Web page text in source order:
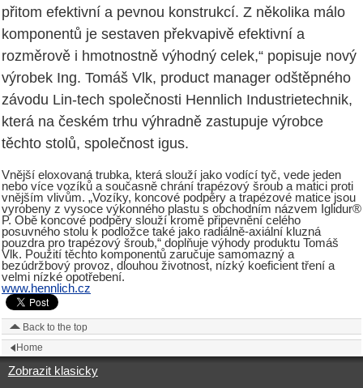
přitom efektivní a pevnou konstrukcí. Z několika málo
komponentů je sestaven překvapivě efektivní a
rozměrově i hmotnostně výhodný celek,“ popisuje nový
výrobek Ing. Tomáš Vlk, product manager odštěpného
závodu Lin-tech společnosti Hennlich Industrietechnik,
která na českém trhu výhradně zastupuje výrobce
těchto stolů, společnost igus.
Vnější eloxovaná trubka, která slouží jako vodící tyč, vede jeden
nebo více vozíků a současně chrání trapézový šroub a matici proti
vnějším vlivům. „Vozíky, koncové podpěry a trapézové matice jsou
vyrobeny z vysoce výkonného plastu s obchodním názvem Iglidur®
P. Obě koncové podpěry slouží kromě připevnění celého
posuvného stolu k podložce také jako radiálně-axiální kluzná
pouzdra pro trapézový šroub,“ doplňuje výhody produktu Tomáš
Vlk. Použití těchto komponentů zaručuje samomazný a
bezúdržbový provoz, dlouhou životnost, nízký koeficient tření a
velmi nízké opotřebení.
www.hennlich.cz
Back to the top
Home
Zobrazit klasicky